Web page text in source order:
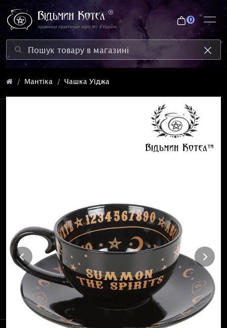
0
Мантіка Чашка Уїджа